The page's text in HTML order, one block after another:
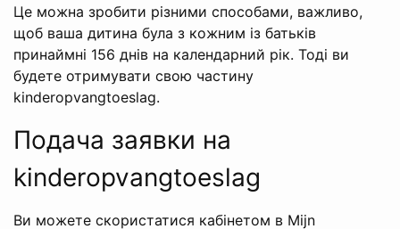
Це можна зробити різними способами, важливо,
щоб ваша дитина була з кожним із батьків
принаймні 156 днів на календарний рік. Тоді ви
будете отримувати свою частину
kinderopvangtoeslag.
Подача заявки на
kinderopvangtoeslag
Ви можете скористатися кабінетом в Mijn